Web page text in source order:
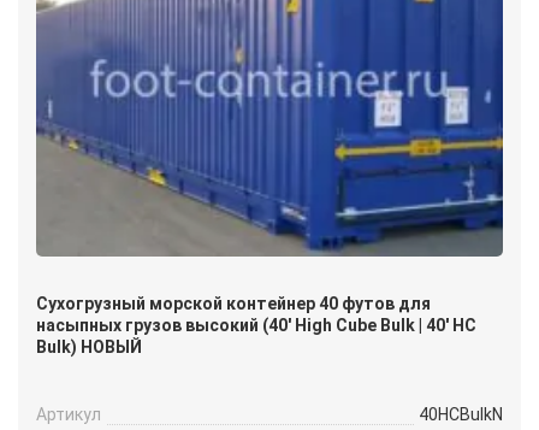
Сухогрузный морской контейнер 40 футов для
насыпных грузов высокий (40′ High Cube Bulk | 40′ HC
Bulk) НОВЫЙ
Артикул
40HCBulkN